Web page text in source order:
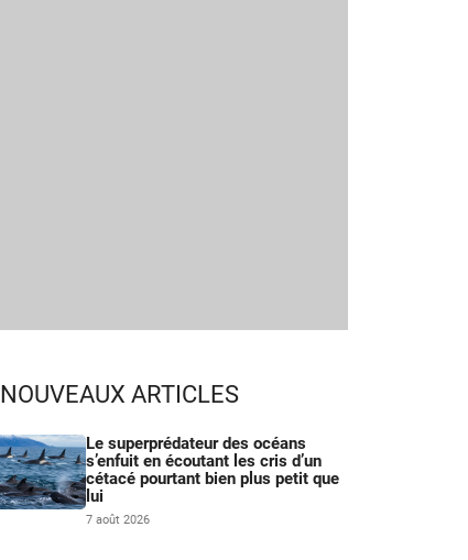
NOUVEAUX ARTICLES
Le superprédateur des océans
s’enfuit en écoutant les cris d’un
cétacé pourtant bien plus petit que
lui
7 août 2026